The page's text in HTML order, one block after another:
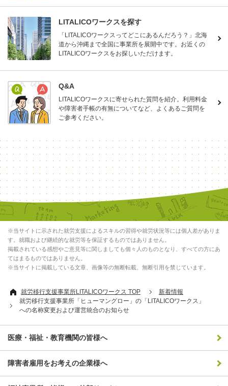
LITALICOワークスを探す
「LITALICOワークスってどこにあるんだろう？」北海
道から沖縄まで全国に事業所を展開中です。お近くの
LITALICOワークスをお探しいただけます。
Q&A
LITALICOワークスに寄せられた質問を紹介。利用料金
や障害者手帳の有無についてなど、よくあるご質問を
ご参考ください。
※当サイトに示された就労支援によるスキルの習得や就労状況等には個人差がありま
す。就職および継続的な就労等を保証するものではありません。
掲載されている感想やご意見等に関しましても個々人のものとなり、すべての方にあ
てはまるものではありません。
※当サイトに掲載している文章、画像等の無断転載、無断引用を禁じています。
就労移行支援事業所LITALICOワークス TOP
新着情報
就労移行支援事業所「ヒューマングロー」の「LITALICOワークス」
への名称変更および運営統合のお知らせ
医療・福祉・教育機関の皆様へ
障害者雇用をお考えの企業様へ